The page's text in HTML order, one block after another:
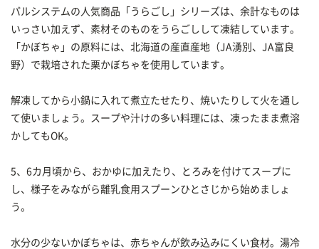
パルシステムの人気商品「うらごし」シリーズは、余計なものは
いっさい加えず、素材そのものをうらごしして凍結しています。
「かぼちゃ」の原料には、北海道の産直産地（JA湧別、JA富良
野）で栽培された栗かぼちゃを使用しています。
解凍してから小鍋に入れて煮立たせたり、焼いたりして火を通し
て使いましょう。スープや汁けの多い料理には、凍ったまま煮溶
かしてもOK。
5、6カ月頃から、おかゆに加えたり、とろみを付けてスープに
し、様子をみながら離乳食用スプーンひとさじから始めましょ
う。
水分の少ないかぼちゃは、赤ちゃんが飲み込みにくい食材。湯冷